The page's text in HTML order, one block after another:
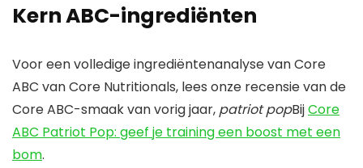
Kern ABC-ingrediënten
Voor een volledige ingrediëntenanalyse van Core
ABC van Core Nutritionals, lees onze recensie van de
Core ABC-smaak van vorig jaar, patriot popBijCore
ABC Patriot Pop: geef je training een boost met een
bom.